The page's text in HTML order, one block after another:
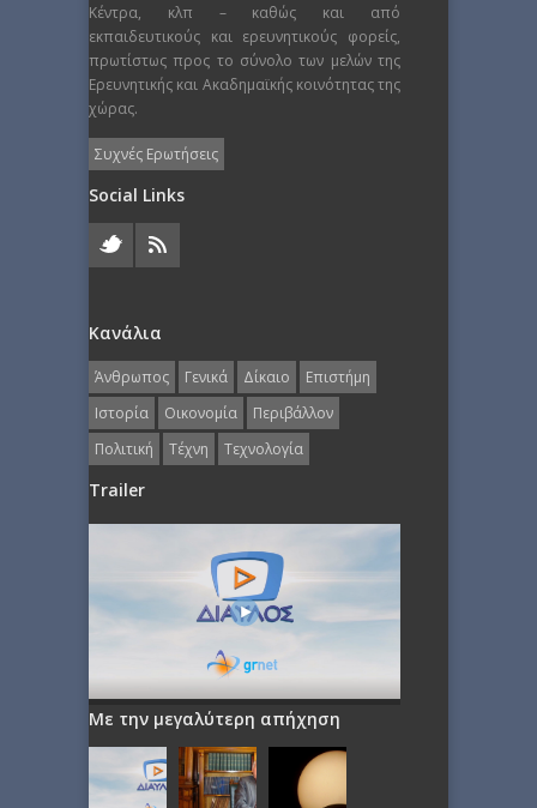
Κέντρα, κλπ – καθώς και από
εκπαιδευτικούς και ερευνητικούς φορείς,
πρωτίστως προς το σύνολο των μελών της
Ερευνητικής και Ακαδημαϊκής κοινότητας της
χώρας.
Συχνές Ερωτήσεις
Social Links
Κανάλια
Άνθρωπος Γενικά Δίκαιο
Επιστήμη
Ιστορία
Οικονομία
Περιβάλλον
Πολιτική
Τέχνη Τεχνολογία
Trailer
Με την μεγαλύτερη απήχηση